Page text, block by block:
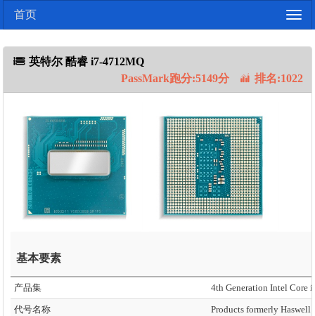
首页
英特尔 酷睿 i7-4712MQ
PassMark跑分:5149分
排名:1022
基本要素
产品集 4th Generation Intel Core
代号名称 Products formerly Haswell